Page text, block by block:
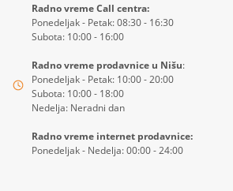
Radno vreme Call centra:
Ponedeljak - Petak: 08:30 - 16:30
Subota: 10:00 - 16:00
Radno vreme prodavnice u Nišu:
Ponedeljak - Petak: 10:00 - 20:00
Subota: 10:00 - 18:00
Nedelja: Neradni dan
Radno vreme internet prodavnice:
Ponedeljak - Nedelja: 00:00 - 24:00